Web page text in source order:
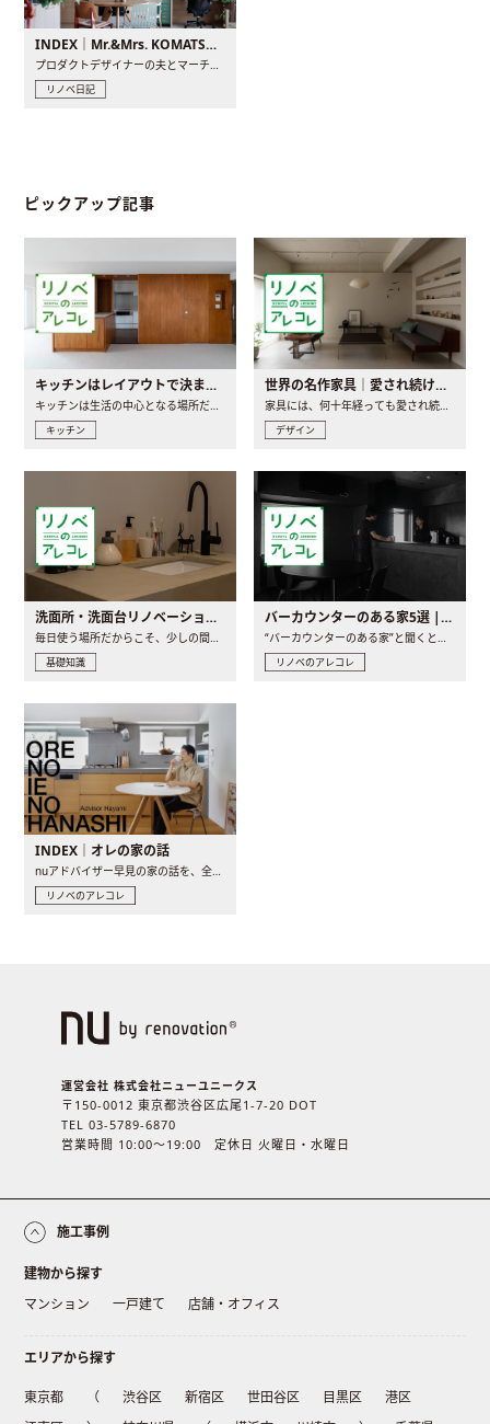
INDEX｜Mr.&Mrs. KOMATSU renovation diary
プロダクトデザイナーの夫とマーチャンダイザーの妻が、夫婦で..
リノベ日記
ピックアップ記事
キッチンはレイアウトで決まる。後悔しないための考え方と選び方
キッチンは生活の中心となる場所だからこそ、家の中のどこに置..
キッチン
世界の名作家具｜愛され続ける理由と一生モノとの出会い方
家具には、何十年経っても愛され続ける「名作」と呼ばれるもの..
デザイン
洗面所・洗面台リノベーションの事例と間取りアイデア
毎日使う場所だからこそ、少しの間取りの工夫や素材の選び方で..
基礎知識
バーカウンターのある家5選 | 日常に馴染む“距離の近い”キッチンとは
“バーカウンターのある家”と聞くと、少し特別な、大人のための..
リノベのアレコレ
INDEX｜オレの家の話
nuアドバイザー早見の家の話を、全4話でお届け。リノベーションを..
リノベのアレコレ
運営会社 株式会社ニューユニークス
〒150-0012 東京都渋谷区広尾1-7-20 DOT
TEL 03-5789-6870
営業時間 10:00〜19:00 定休日 火曜日・水曜日
施工事例
建物から探す
マンション
一戸建て 店舗・オフィス
エリアから探す
東京都 （ 渋谷区 新宿区 世田谷区 目黒区
港区